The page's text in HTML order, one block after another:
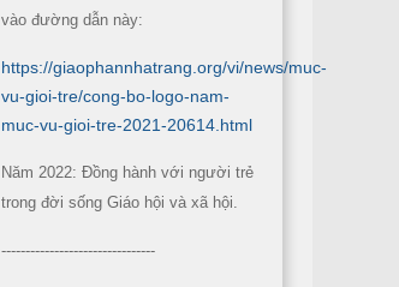
vào đường dẫn này:
https://giaophannhatrang.org/vi/news/muc-
vu-gioi-tre/cong-bo-logo-nam-
muc-vu-gioi-tre-2021-20614.html
Năm 2022: Đồng hành với người trẻ
trong đời sống Giáo hội và xã hội.
--------------------------------